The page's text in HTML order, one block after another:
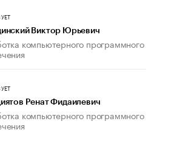
стареет иначе». Как живет глава
Виктор Юрьевич
компьютерного программного
Ренат Фидаилевич
компьютерного программного